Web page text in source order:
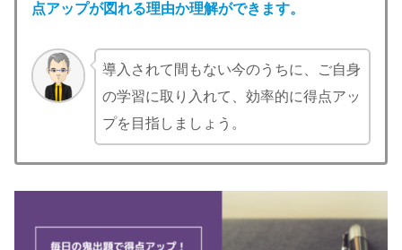
点アップが図れる理由か理解ができます。
導入されて間もない今のうちに、ご自身
の学習に取り入れて、効率的に得点アッ
プを目指しましょう。